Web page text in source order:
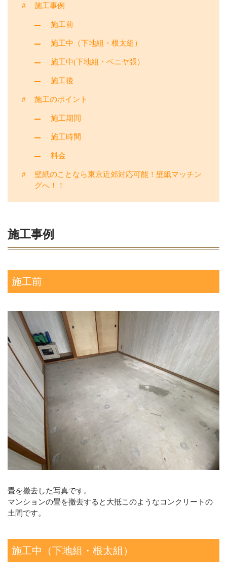
施工事例
施工前
施工中（下地組・根太組）
施工中(下地組・ベニヤ張）
施工後
施工のポイント
施工期間
施工時間
料金
壁紙のことなら東京近郊対応可能！壁紙マッチン
グへ！！
施工事例
施工前
畳を撤去した写真です。
マンションの畳を撤去すると大抵このようなコンクリートの
土間です。
施工中（下地組・根太組）